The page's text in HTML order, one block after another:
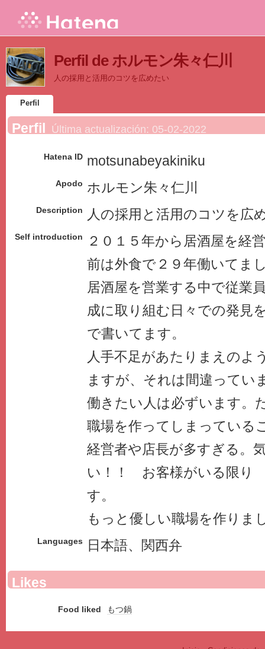
Perfil de ホルモン朱々仁川
人の採用と活用のコツを広めたい
Perfil
Perfil Última actualización: 05-02-2022
Hatena ID motsunabeyakiniku
Apodo ホルモン朱々仁川
Description 人の採用と活用のコツを広
Self introduction
２０１５年から居酒屋を経
前は外食で２９年働いてま
居酒屋を営業する中で従業
成に取り組む日々での発見
で書いてます。
人手不足があたりまえのよ
ますが、それは間違ってい
働きたい人は必ずいます
職場を作ってしまっている
経営者や店長が多すぎる。
い！！ お客様がいる限り
す。
もっと優しい職場を作りま
Languages 日本語、関西弁
Likes
Food liked もつ鍋